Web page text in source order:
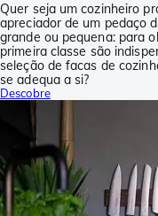
Quer seja um cozinheiro
apreciador de um pedaço
grande ou pequena: para
primeira classe são
seleção de facas de
se adequa a si?
Descobre